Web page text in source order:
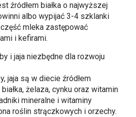
źródłem białka o najwyższej
albo wypijać 3-4 szklanki
mleka zastępować
i kefirami.
i jaja niezbędne dla rozwoju
jaja są w diecie źródłem
żelaza, cynku oraz witamin
mineralne i witaminy
roślin strączkowych i orzechy.